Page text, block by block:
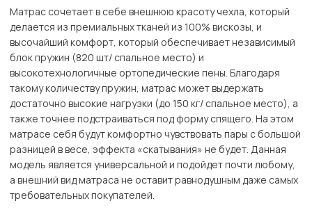
Матрас сочетает в себе внешнюю красоту чехла, который
делается из премиальных тканей из 100% вискозы, и
высочайший комфорт, который обеспечивает независимый
блок пружин (820 шт/ спальное место) и
высокотехнологичные ортопедические пены. Благодаря
такому количеству пружин, матрас может выдержать
достаточно высокие нагрузки (до 150 кг/ спальное место), а
также точнее подстраиваться под форму спящего. На этом
матрасе себя будут комфортно чувствовать пары с большой
разницей в весе, эффекта «скатывания» не будет. Данная
модель является универсальной и подойдет почти любому,
а внешний вид матраса не оставит равнодушным даже самых
требовательных покупателей.